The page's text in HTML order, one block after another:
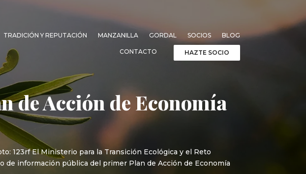
TRADICIÓN Y REPUTACIÓN MANZANILLA GORDAL SOCIOS BLOG
CONTACTO HAZTE SOCIO
de Acción de Economía
123rf El Ministerio para la Transición Ecológica y el Reto
de información pública del primer Plan de Acción de Economía